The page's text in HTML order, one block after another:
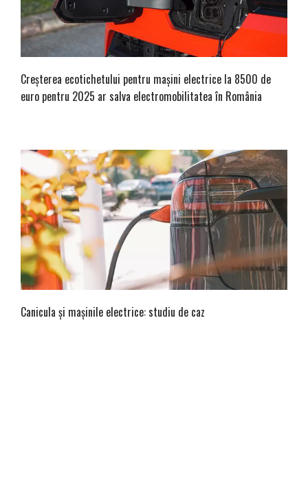
Creșterea ecotichetului pentru mașini electrice la 8500 de
euro pentru 2025 ar salva electromobilitatea în România
Canicula și mașinile electrice: studiu de caz